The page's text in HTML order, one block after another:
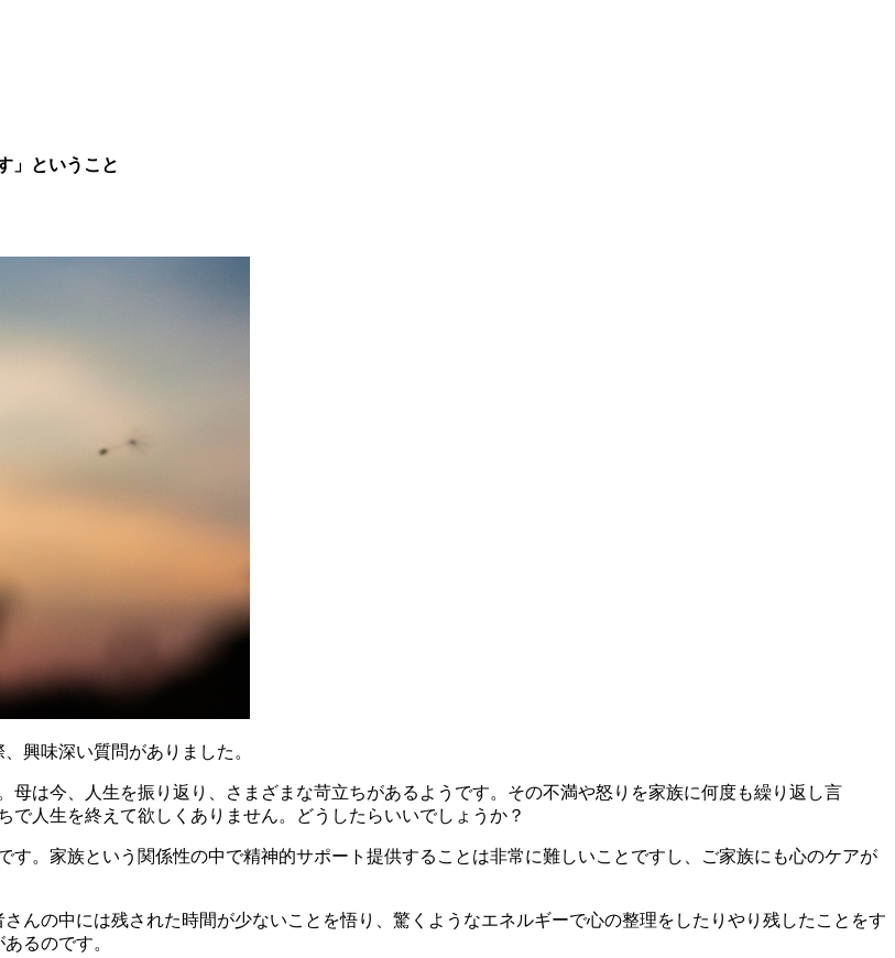
」ということ
興味深い質問がありました。
は今、人生を振り返り、さまざまな苛立ちがあるようです。その不満や怒りを家族に何度も繰り返し言
人生を終えて欲しくありません。どうしたらいいでしょうか？
。家族という関係性の中で精神的サポート提供することは非常に難しいことですし、ご家族にも心のケアが
んの中には残された時間が少ないことを悟り、驚くようなエネルギーで心の整理をしたりやり残したことをす
るのです。